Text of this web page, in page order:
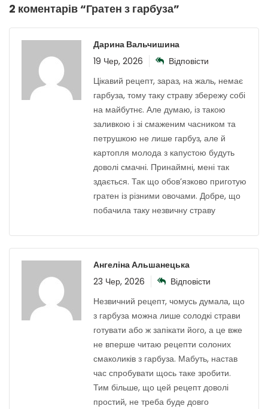
2 коментарів “Гратен з гарбуза”
Дарина Вальчишина
19 Чер, 2026
Відповісти
Цікавий рецепт, зараз, на жаль, немає
гарбуза, тому таку страву збережу собі
на майбутнє. Але думаю, із такою
заливкою і зі смаженим часником та
петрушкою не лише гарбуз, але й
картопля молода з капустою будуть
доволі смачні. Принаймні, мені так
здається. Так що обов’язково приготую
гратен із різними овочами. Добре, що
побачила таку незвичну страву
Ангеліна Альшанецька
23 Чер, 2026
Відповісти
Незвичний рецепт, чомусь думала, що
з гарбуза можна лише солодкі страви
готувати або ж запікати його, а це вже
не вперше читаю рецепти солоних
смаколиків з гарбуза. Мабуть, настав
час спробувати щось таке зробити.
Тим більше, що цей рецепт доволі
простий, не треба буде довго